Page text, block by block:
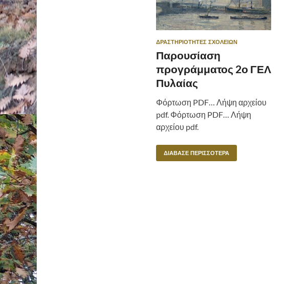
ΔΡΑΣΤΗΡΙΌΤΗΤΕΣ ΣΧΟΛΕΊΩΝ
Παρουσίαση
προγράμματος 2ο ΓΕΛ
Πυλαίας
Φόρτωση PDF… Λήψη αρχείου
pdf. Φόρτωση PDF… Λήψη
αρχείου pdf.
ΔΙΆΒΑΣΕ ΠΕΡΙΣΣΌΤΕΡΑ